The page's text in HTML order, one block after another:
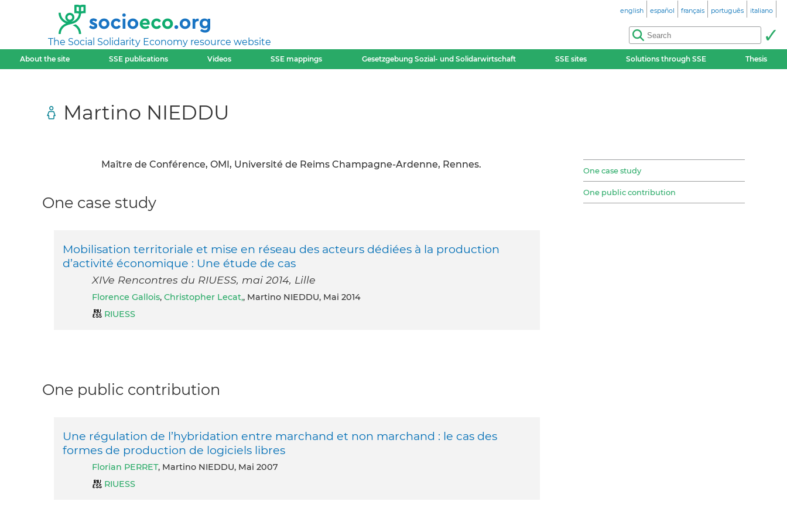
The Social Solidarity Economy resource website
english español français português italiano
About the site SSE publications Videos SSE mappings Gesetzgebung Sozial- und Solidarwirtschaft SSE sites Solutions through SSE Thesis
Martino NIEDDU
Maître de Conférence, OMI, Université de Reims Champagne-Ardenne, Rennes.
One case study
One public contribution
One case study
Mobilisation territoriale et mise en réseau des acteurs dédiées à la production
d’activité économique : Une étude de cas
XIVe Rencontres du RIUESS, mai 2014, Lille
Florence Gallois, Christopher Lecat,, Martino NIEDDU, Mai 2014
RIUESS
One public contribution
Une régulation de l’hybridation entre marchand et non marchand : le cas des
formes de production de logiciels libres
Florian PERRET, Martino NIEDDU, Mai 2007
RIUESS